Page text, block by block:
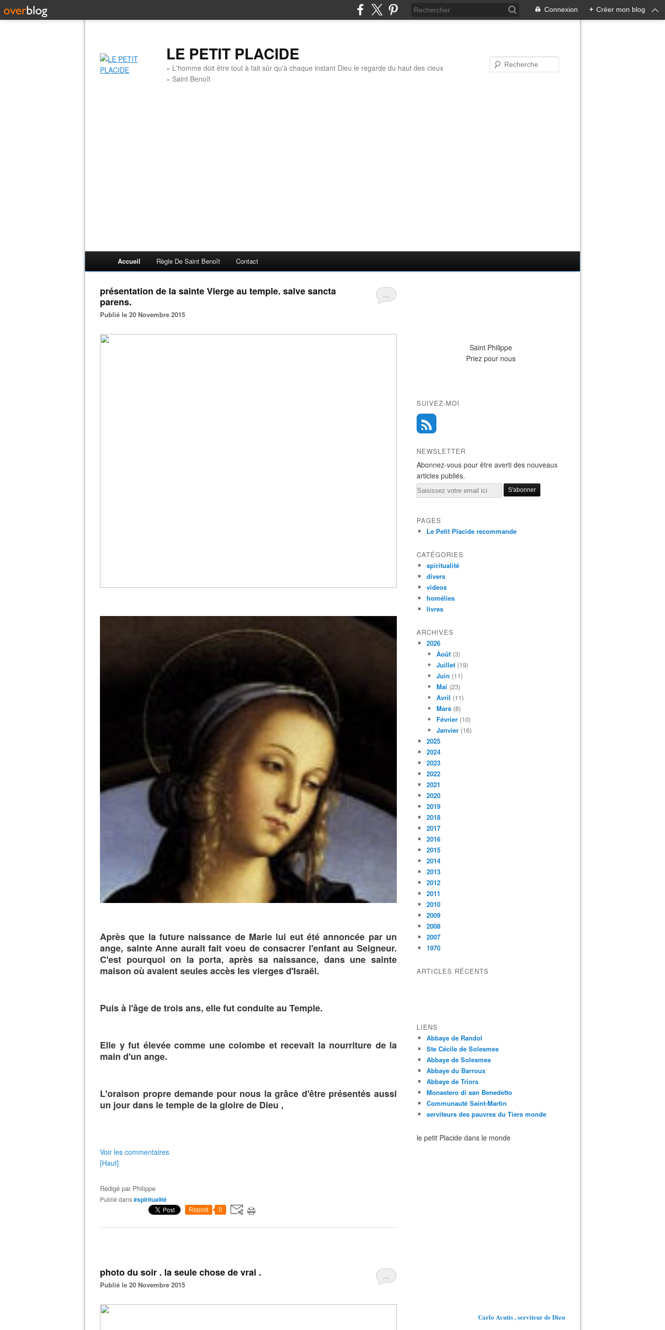
Connexion + Créer mon blog
LE PETIT PLACIDE
« L'homme doit être tout à fait sûr qu'à chaque instant Dieu le regarde du haut des cieux
» Saint Benoît
Accueil Règle De Saint Benoît Contact
…
présentation de la sainte Vierge au temple. salve sancta
parens.
Publié le 20 Novembre 2015
Après que la future naissance de Marie lui eut été annoncée par un
ange, sainte Anne aurait fait voeu de consacrer l'enfant au Seigneur.
C'est pourquoi on la porta, après sa naissance, dans une sainte
maison où avaient seules accès les vierges d'Israël.
Puis à l'âge de trois ans, elle fut conduite au Temple.
Elle y fut élevée comme une colombe et recevait la nourriture de la
main d'un ange.
L'oraison propre demande pour nous la grâce d'être présentés aussi
un jour dans le temple de la gloire de Dieu ,
Voir les commentaires
[Haut]
Rédigé par Philippe
Publié dans#spiritualité
Repost 0
…
photo du soir . la seule chose de vrai .
Publié le 20 Novembre 2015
Saint Philippe
Priez pour nous
SUIVEZ-MOI
NEWSLETTER
Abonnez-vous pour être averti des nouveaux
articles publiés.
Email
PAGES
Le Petit Placide recommande
CATÉGORIES
spiritualité
divers
videos
homélies
livres
ARCHIVES
2026
Août (3)
Juillet (19)
Juin (11)
Mai (23)
Avril (11)
Mars (8)
Février (10)
Janvier (16)
2025
2024
2023
2022
2021
2020
2019
2018
2017
2016
2015
2014
2013
2012
2011
2010
2009
2008
2007
1970
ARTICLES RÉCENTS
LIENS
Abbaye de Randol
Ste Cécile de Solesmes
Abbaye de Solesmes
Abbaye du Barroux
Abbaye de Triors
Monastero di san Benedetto
Communauté Saint-Martin
serviteurs des pauvres du Tiers monde
le petit Placide dans le monde
Carlo Acutis , serviteur de Dieu